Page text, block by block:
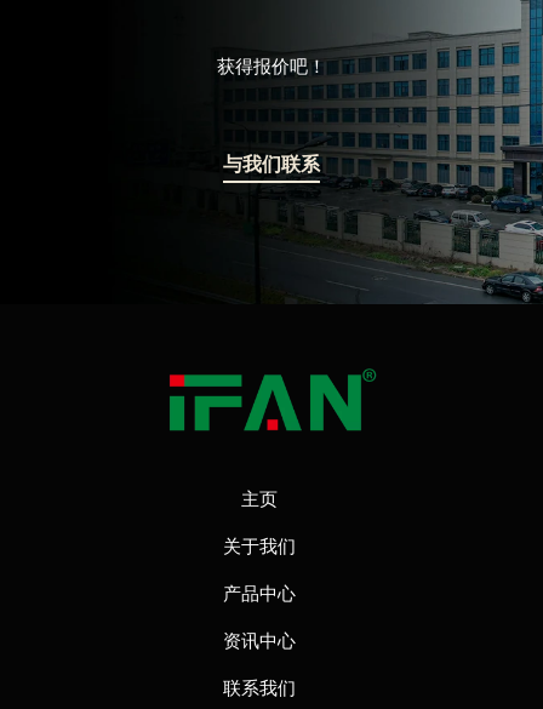
获得报价吧！
与我们联系
主页
关于我们
产品中心
资讯中心
联系我们